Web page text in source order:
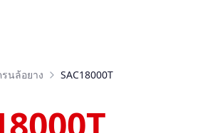
รนล้อยาง SAC18000T